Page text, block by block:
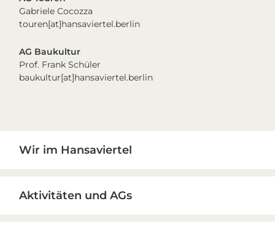
Gabriele Cocozza
touren[at]hansaviertel.berlin
AG Baukultur
Prof. Frank Schüler
baukultur[at]hansaviertel.berlin
Sidebar
Wir im Hansaviertel
Aktivitäten und AGs